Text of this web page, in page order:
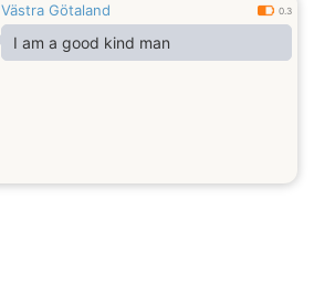
Västra Götaland 0.3
I am a good kind man